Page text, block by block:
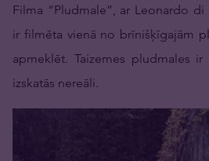
Filma “Pludmale”, ar Leonardo
ir filmēta vienā no brīnišķīgajām
apmeklēt. Taizemes pludmales
izskatās nereāli.